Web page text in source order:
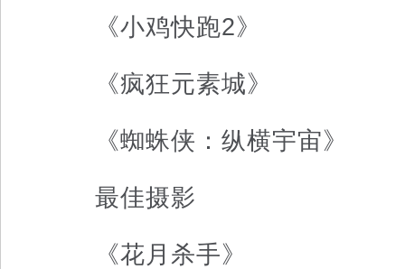
《小鸡快跑2》
《疯狂元素城》
《蜘蛛侠：纵横宇宙》
最佳摄影
《花月杀手》